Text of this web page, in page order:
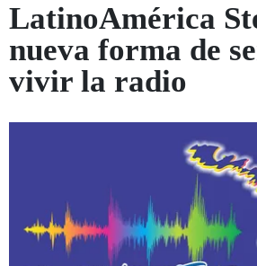
LatinoAmérica
nueva forma de
vivir la radio